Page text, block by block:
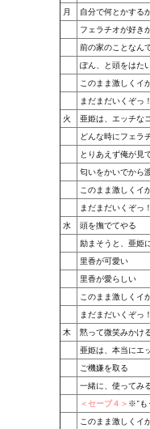
Star Trek Voyager
Sacred Gold Remaster
Red Faction remaster
Aliens versus Predator
Age of Pirates:
Корсары 3 Сундук
Sea Dogs - City of
Sea Dogs Remaster
НОВОСТИ ПОРТАЛА
Новости
Новости Архив
МОДЫ ДЛЯ ИГР
月
自分で何とかする
フェラチオが好き
前の家のことなん
ぽん、と頭をはた
このまま激しくイ
まだまだいくぞっ！
火
亜姫は、エッチな
どんな時にフェラ
とりあえず俺が見
匂いをかいでから
このまま激しくイ
まだまだいくぞっ！
水
頭を撫でてやる
励まそうと、亜姫
里香が可愛い
里香が愛らしい
このまま激しくイ
まだまだいくぞっ！
木
黙って微笑みかけ
亜姫は、本当にエ
ご機嫌を取る
一緒に、使ってみ
＜セーブ４＞ ※”も
このまま激しくイ